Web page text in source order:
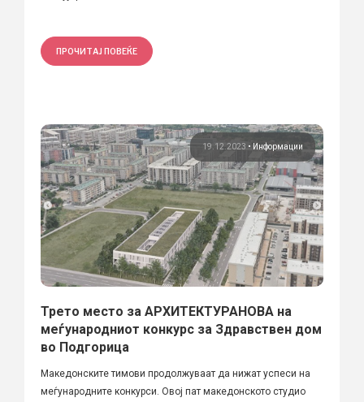
ПРОЧИТАЈ ПОВЕЌЕ
19.12.2023 • Информации
Трето место за АРХИТЕКТУРАНОВА на
меѓународниот конкурс за Здравствен дом
во Подгорица
Македонските тимови продолжуваат да нижат успеси на
меѓународните конкурси. Овој пат македонското студио